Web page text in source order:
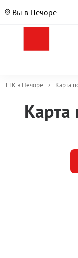
Вы в Печоре
ТТК в Печоре › Карта
Карта